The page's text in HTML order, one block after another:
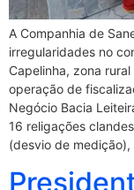
A Companhia de
irregularidades no
Capelinha, zona
operação de
Negócio Bacia
16 religações
(desvio de